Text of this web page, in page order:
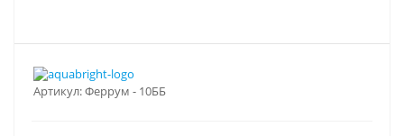
Артикул:Феррум - 10ББ